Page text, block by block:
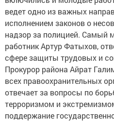
ведет одно из важных
исполнением законов о
надзор за полицией. Самый
работник Артур Фатыхов,
сфере защиты трудовых и
Прокурор района Айрат
всех правоохранительных
отвечает за вопросы по
терроризмом и
поддержание